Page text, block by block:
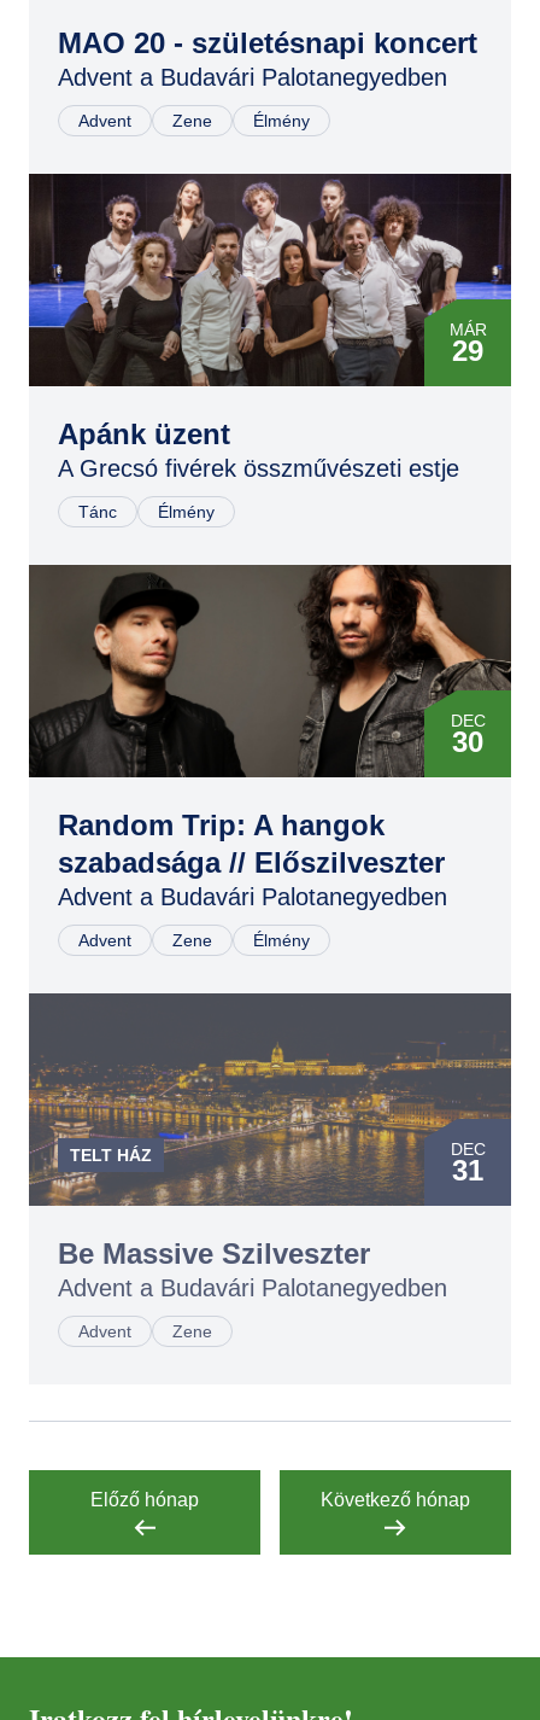
MAO 20 - születésnapi koncert
Advent a Budavári Palotanegyedben
Advent Zene Élmény
MÁR
29
DEC
MÁR
02
JÚN
08
Apánk üzent
A Grecsó fivérek összművészeti estje
Tánc Élmény
DEC
30
Random Trip: A hangok
szabadsága // Előszilveszter
Advent a Budavári Palotanegyedben
Advent Zene Élmény
DEC
31
TELT HÁZ
Be Massive Szilveszter
Advent a Budavári Palotanegyedben
Advent Zene
Előző hónap Következő hónap